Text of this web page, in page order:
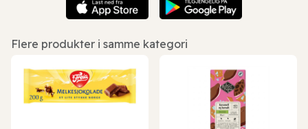
Flere produkter i samme kategori